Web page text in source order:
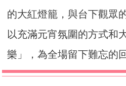
的大紅燈籠，與台下觀眾
以充滿元宵氛圍的方式和
樂」，為全場留下難忘的